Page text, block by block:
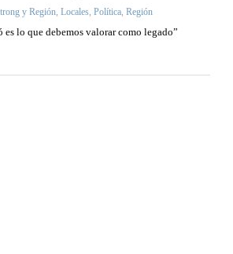
y Región, Locales, Política, Región
lo que debemos valorar como legado”